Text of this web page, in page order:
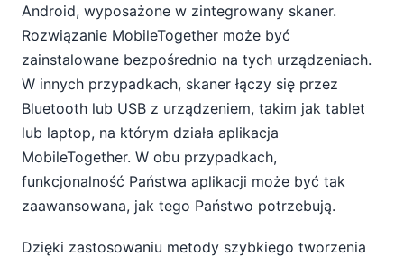
Android, wyposażone w zintegrowany skaner.
Rozwiązanie MobileTogether może być
zainstalowane bezpośrednio na tych urządzeniach.
W innych przypadkach, skaner łączy się przez
Bluetooth lub USB z urządzeniem, takim jak tablet
lub laptop, na którym działa aplikacja
MobileTogether. W obu przypadkach,
funkcjonalność Państwa aplikacji może być tak
zaawansowana, jak tego Państwo potrzebują.
Dzięki zastosowaniu metody szybkiego tworzenia